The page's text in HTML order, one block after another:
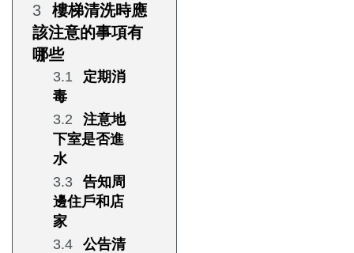
樓梯清洗時應
該注意的事項有
哪些
定期消
毒
注意地
下室是否進
水
告知周
邊住戶和店
家
公告清